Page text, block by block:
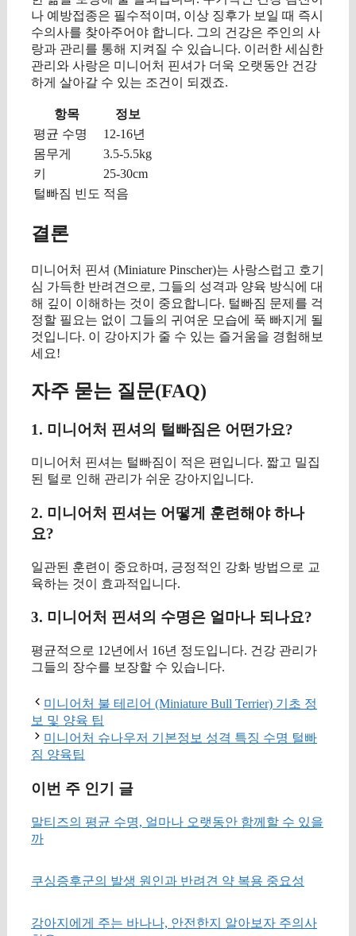
나 예방접종은 필수적이며, 이상 징후가 보일 때 즉시
수의사를 찾아주어야 합니다. 그의 건강은 주인의 사
랑과 관리를 통해 지켜질 수 있습니다. 이러한 세심한
관리와 사랑은 미니어처 핀셔가 더욱 오랫동안 건강
하게 살아갈 수 있는 조건이 되겠죠.
항목
정보
평균 수명
12-16년
몸무게
3.5-5.5kg
키
25-30cm
털빠짐 빈도 적음
결론
미니어처 핀셔 (Miniature Pinscher)는 사랑스럽고 호기
심 가득한 반려견으로, 그들의 성격과 양육 방식에 대
해 깊이 이해하는 것이 중요합니다. 털빠짐 문제를 걱
정할 필요는 없이 그들의 귀여운 모습에 푹 빠지게 될
것입니다. 이 강아지가 줄 수 있는 즐거움을 경험해보
세요!
자주 묻는 질문(FAQ)
1. 미니어처 핀셔의 털빠짐은 어떤가요?
미니어처 핀셔는 털빠짐이 적은 편입니다. 짧고 밀집
된 털로 인해 관리가 쉬운 강아지입니다.
2. 미니어처 핀셔는 어떻게 훈련해야 하나
요?
일관된 훈련이 중요하며, 긍정적인 강화 방법으로 교
육하는 것이 효과적입니다.
3. 미니어처 핀셔의 수명은 얼마나 되나요?
평균적으로 12년에서 16년 정도입니다. 건강 관리가
그들의 장수를 보장할 수 있습니다.
미니어처 불 테리어 (Miniature Bull Terrier) 기초 정
보 및 양육 팁
미니어처 슈나우저 기본정보 성격 특징 수명 털빠
짐 양육팁
이번 주 인기 글
말티즈의 평균 수명, 얼마나 오랫동안 함께할 수 있을
까
쿠싱증후군의 발생 원인과 반려견 약 복용 중요성
강아지에게 주는 바나나, 안전한지 알아보자 주의사